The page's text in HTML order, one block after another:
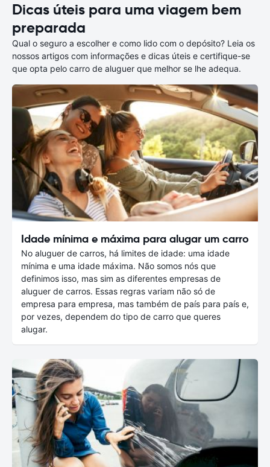
Dicas úteis para uma viagem bem
preparada
Qual o seguro a escolher e como lido com o depósito? Leia os
nossos artigos com informações e dicas úteis e certifique-se
que opta pelo carro de aluguer que melhor se lhe adequa.
Idade mínima e máxima para alugar um carro
No aluguer de carros, há limites de idade: uma idade
mínima e uma idade máxima. Não somos nós que
definimos isso, mas sim as diferentes empresas de
aluguer de carros. Essas regras variam não só de
empresa para empresa, mas também de país para país e,
por vezes, dependem do tipo de carro que queres
alugar.